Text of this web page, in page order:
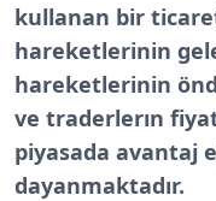
kullanan bir
hareketlerinin
hareketlerinin
ve traderlerın
piyasada avantaj
dayanmaktadır.